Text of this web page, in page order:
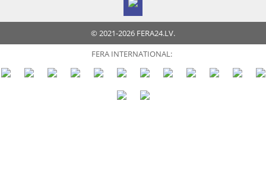
© 2021-2026 FERA24.LV.
FERA INTERNATIONAL: